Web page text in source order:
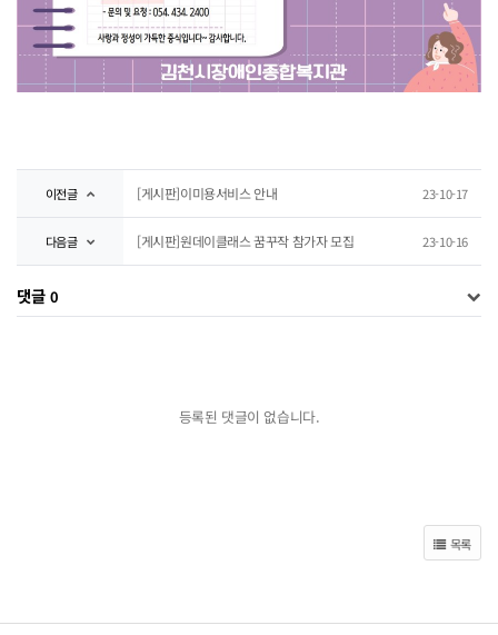
이전글 [게시판]이미용서비스 안내 23-10-17
다음글 [게시판]원데이클래스 꿈꾸작 참가자 모집 23-10-16
댓글 0
등록된 댓글이 없습니다.
목록